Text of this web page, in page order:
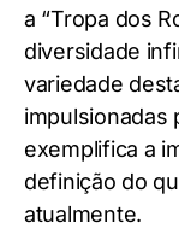
a “Tropa dos
diversidade
variedade
impulsionadas
exemplifica a
definição do
atualmente.